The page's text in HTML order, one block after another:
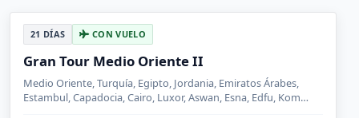
21 DÍAS CON VUELO
Gran Tour Medio Oriente II
Medio Oriente, Turquía, Egipto, Jordania, Emiratos Árabes,
Estambul, Capadocia, Cairo, Luxor, Aswan, Esna, Edfu, Kom